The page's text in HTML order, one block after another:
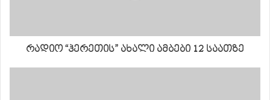
რადიო “ჰერეთის” ახალი ამბები 12 საათზე